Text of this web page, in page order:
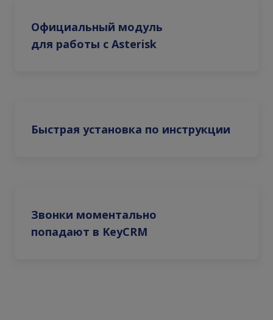
Официальный модуль
для работы с Asterisk
Быстрая установка по инструкции
Звонки моментально
попадают в KeyCRM